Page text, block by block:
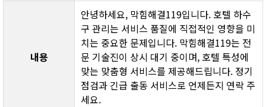
내용
안녕하세요, 막힘해결119입니다. 호텔 하수
구 관리는 서비스 품질에 직접적인 영향을 미
치는 중요한 문제입니다. 막힘해결119는 전
문 기술진이 상시 대기 중이며, 호텔 특성에
맞는 맞춤형 서비스를 제공해드립니다. 정기
점검과 긴급 출동 서비스로 언제든지 연락 주
세요.